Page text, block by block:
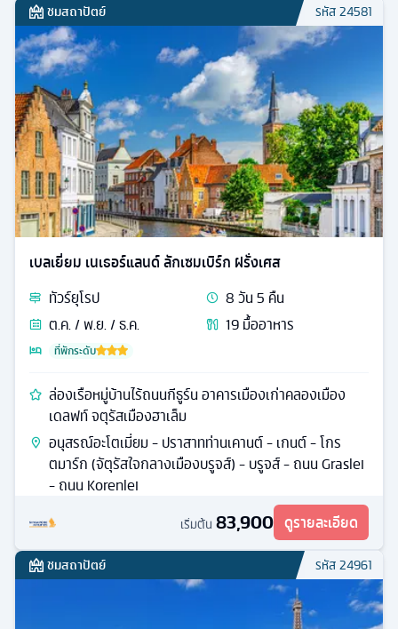
ชมสถาปัตย์ รหัส24581
เบลเยี่ยม เนเธอร์แลนด์ ลักเซมเบิร์ก ฝรั่งเศส
ทัวร์ยุโรป 8วัน5 คืน
ต.ค. / พ.ย. / ธ.ค.
19มื้ออาหาร
ที่พักระดับ
ล่องเรือหมู่บ้านไร้ถนนกีธูร์น อาคารเมืองเก่าคลองเมือง
เดลฟท์ จตุรัสเมืองฮาเล็ม
อนุสรณ์อะโตเมี่ยม - ปราสาทท่านเคานต์ - เกนต์ - โกร
ตมาร์ก (จัตุรัสใจกลางเมืองบรูจส์) - บรูจส์ - ถนน Graslei
- ถนน Korenlei
เริ่มต้น 83,900 ดูรายละเอียด
ชมสถาปัตย์ รหัส24961